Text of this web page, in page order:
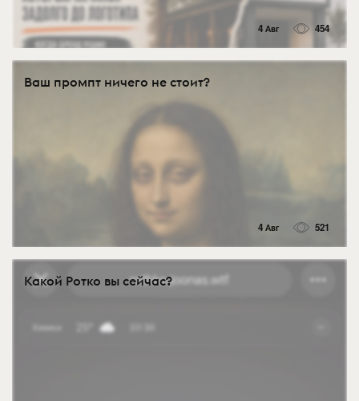
4 Авг 454
Ваш промпт ничего не стоит?
4 Авг 521
Какой Ротко вы сейчас?